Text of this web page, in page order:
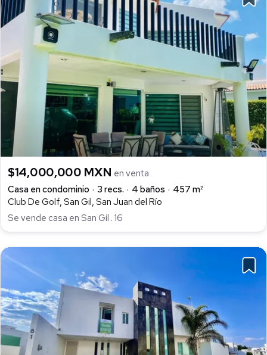
$14,000,000 MXN en venta
Casa en condominio
3 recs. 4 baños
457 m²
Club De Golf, San Gil, San Juan del Río
Se vende casa en San Gil . 16